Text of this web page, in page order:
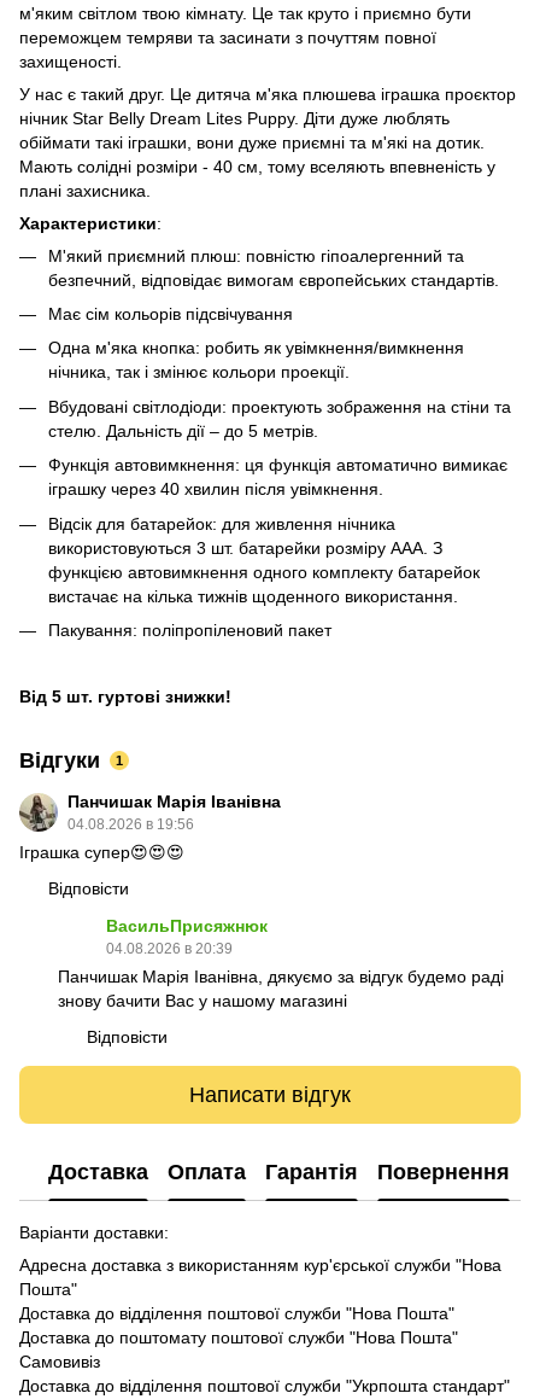
м'яким світлом твою кімнату. Це так круто і приємно бути
переможцем темряви та засинати з почуттям повної
захищеності.
У нас є такий друг. Це дитяча м'яка плюшева іграшка проєктор
нічник Star Belly Dream Lites Puppy. Діти дуже люблять
обіймати такі іграшки, вони дуже приємні та м'які на дотик.
Мають солідні розміри - 40 см, тому вселяють впевненість у
плані захисника.
Характеристики:
М'який приємний плюш: повністю гіпоалергенний та
безпечний, відповідає вимогам європейських стандартів.
Має сім кольорів підсвічування
Одна м'яка кнопка: робить як увімкнення/вимкнення
нічника, так і змінює кольори проекції.
Вбудовані світлодіоди: проектують зображення на стіни та
стелю. Дальність дії – до 5 метрів.
Функція автовимкнення: ця функція автоматично вимикає
іграшку через 40 хвилин після увімкнення.
Відсік для батарейок: для живлення нічника
використовуються 3 шт. батарейки розміру ААА. З
функцією автовимкнення одного комплекту батарейок
вистачає на кілька тижнів щоденного використання.
Пакування: поліпропіленовий пакет
Від 5 шт. гуртові знижки!
Відгуки 1
Панчишак Марія Іванівна
04.08.2026 в 19:56
Іграшка супер😍😍😍
Відповісти
ВасильПрисяжнюк
04.08.2026 в 20:39
Панчишак Марія Іванівна, дякуємо за відгук будемо раді
знову бачити Вас у нашому магазині
Відповісти
Написати відгук
Доставка Оплата Гарантія Повернення
Варіанти доставки:
Адресна доставка з використанням кур'єрської служби "Нова
Пошта"
Доставка до відділення поштової служби "Нова Пошта"
Доставка до поштомату поштової служби "Нова Пошта"
Самовивіз
Доставка до відділення поштової служби "Укрпошта стандарт"